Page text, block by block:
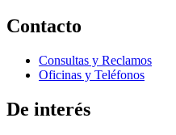
Contacto
Consultas y Reclamos
Oficinas y Teléfonos
De interés